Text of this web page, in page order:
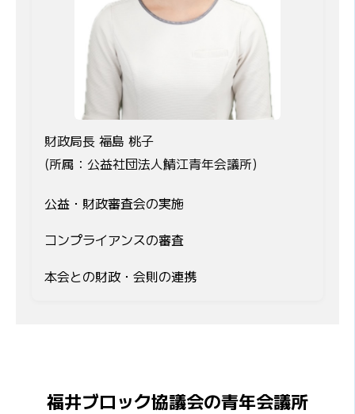
財政局長 福島 桃子
(所属：公益社団法人鯖江青年会議所)
公益・財政審査会の実施
コンプライアンスの審査
本会との財政・会則の連携
福井ブロック協議会の青年会議所